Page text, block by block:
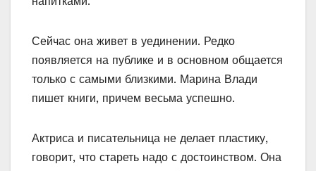
Сейчас она живет в уединении. Редко
появляется на публике и в основном общается
только с самыми близкими. Марина Влади
пишет книги, причем весьма успешно.
Актриса и писательница не делает пластику,
говорит, что стареть надо с достоинством. Она